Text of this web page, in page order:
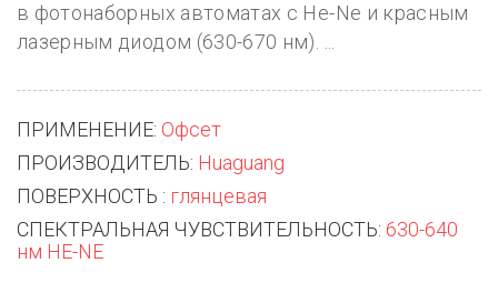
в фотонаборных автоматах с He-Ne и красным
лазерным диодом (630-670 нм). ...
ПРИМЕНЕНИЕ: Офсет
ПРОИЗВОДИТЕЛЬ: Huaguang
ПОВЕРХНОСТЬ : глянцевая
СПЕКТРАЛЬНАЯ ЧУВСТВИТЕЛЬНОСТЬ: 630-640
нм HE-NE